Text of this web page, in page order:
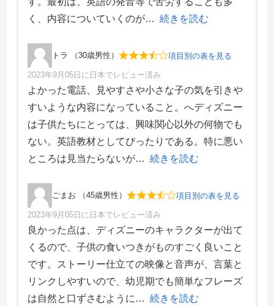
サポート体制
5
デザイン性
く、内容についていくのが
続きを読む
トラ （30歳男性） 項目別の表を見る
項目別評価
価格・料金
3
学習効果
3
サポート体制
4
デザイン性
3
2023年9月05日に日本でレビュー済み
よかった電話、見やすさや小さな子の気を引きや
すいような内容になっていること。へディズニー
は子供たちにとっては、興味関心以外の何物でも
ない。英語教材としてぴったりである。特に悪い
ところは見当たらないが
続きを読む
ごまお （45歳男性） 項目別の表を見る
項目別評価
価格・料金
3
学習効果
3
サポート体制
5
デザイン性
2
2023年9月05日に日本でレビュー済み
良かった点は、ディズニーのキャラクターが出て
くるので、子供の食いつきがものすごく良いこと
です。ストーリー仕立ての映像と音声が、言葉と
リンクしやすいので、幼児期でも簡単なフレーズ
は自然と口ずさむように
続きを読む